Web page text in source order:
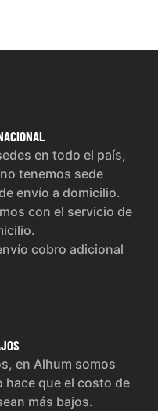
en todo el país,
tenemos sede
envío a domicilio.
con el servicio de
cobro adicional
en Alhum somos
que el costo de
más bajos.